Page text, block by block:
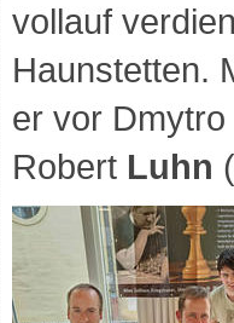
vollauf
Haunstetten.
er vor Dmytro
Robert Luhn